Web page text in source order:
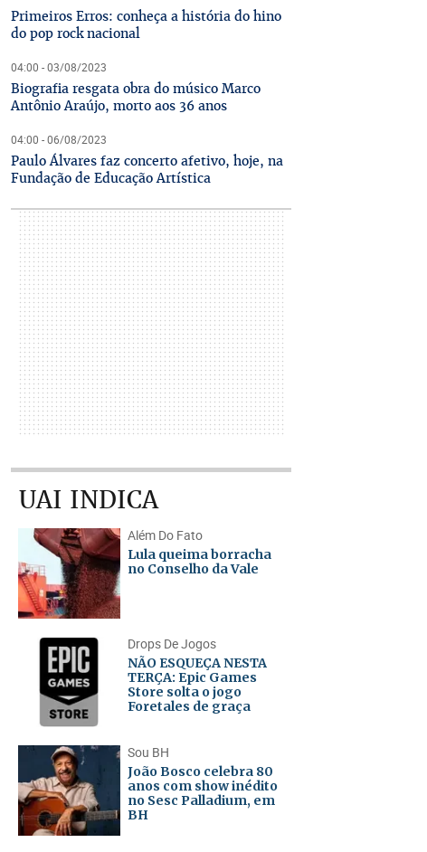
Primeiros Erros: conheça a história do hino
do pop rock nacional
04:00 - 03/08/2023
Biografia resgata obra do músico Marco
Antônio Araújo, morto aos 36 anos
04:00 - 06/08/2023
Paulo Álvares faz concerto afetivo, hoje, na
Fundação de Educação Artística
UAI INDICA
Além Do Fato
Lula queima borracha
no Conselho da Vale
Drops De Jogos
NÃO ESQUEÇA NESTA
TERÇA: Epic Games
Store solta o jogo
Foretales de graça
Sou BH
João Bosco celebra 80
anos com show inédito
no Sesc Palladium, em
BH